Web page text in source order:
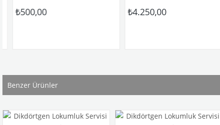
₺500,00 ₺4.250,00
Benzer Ürünler